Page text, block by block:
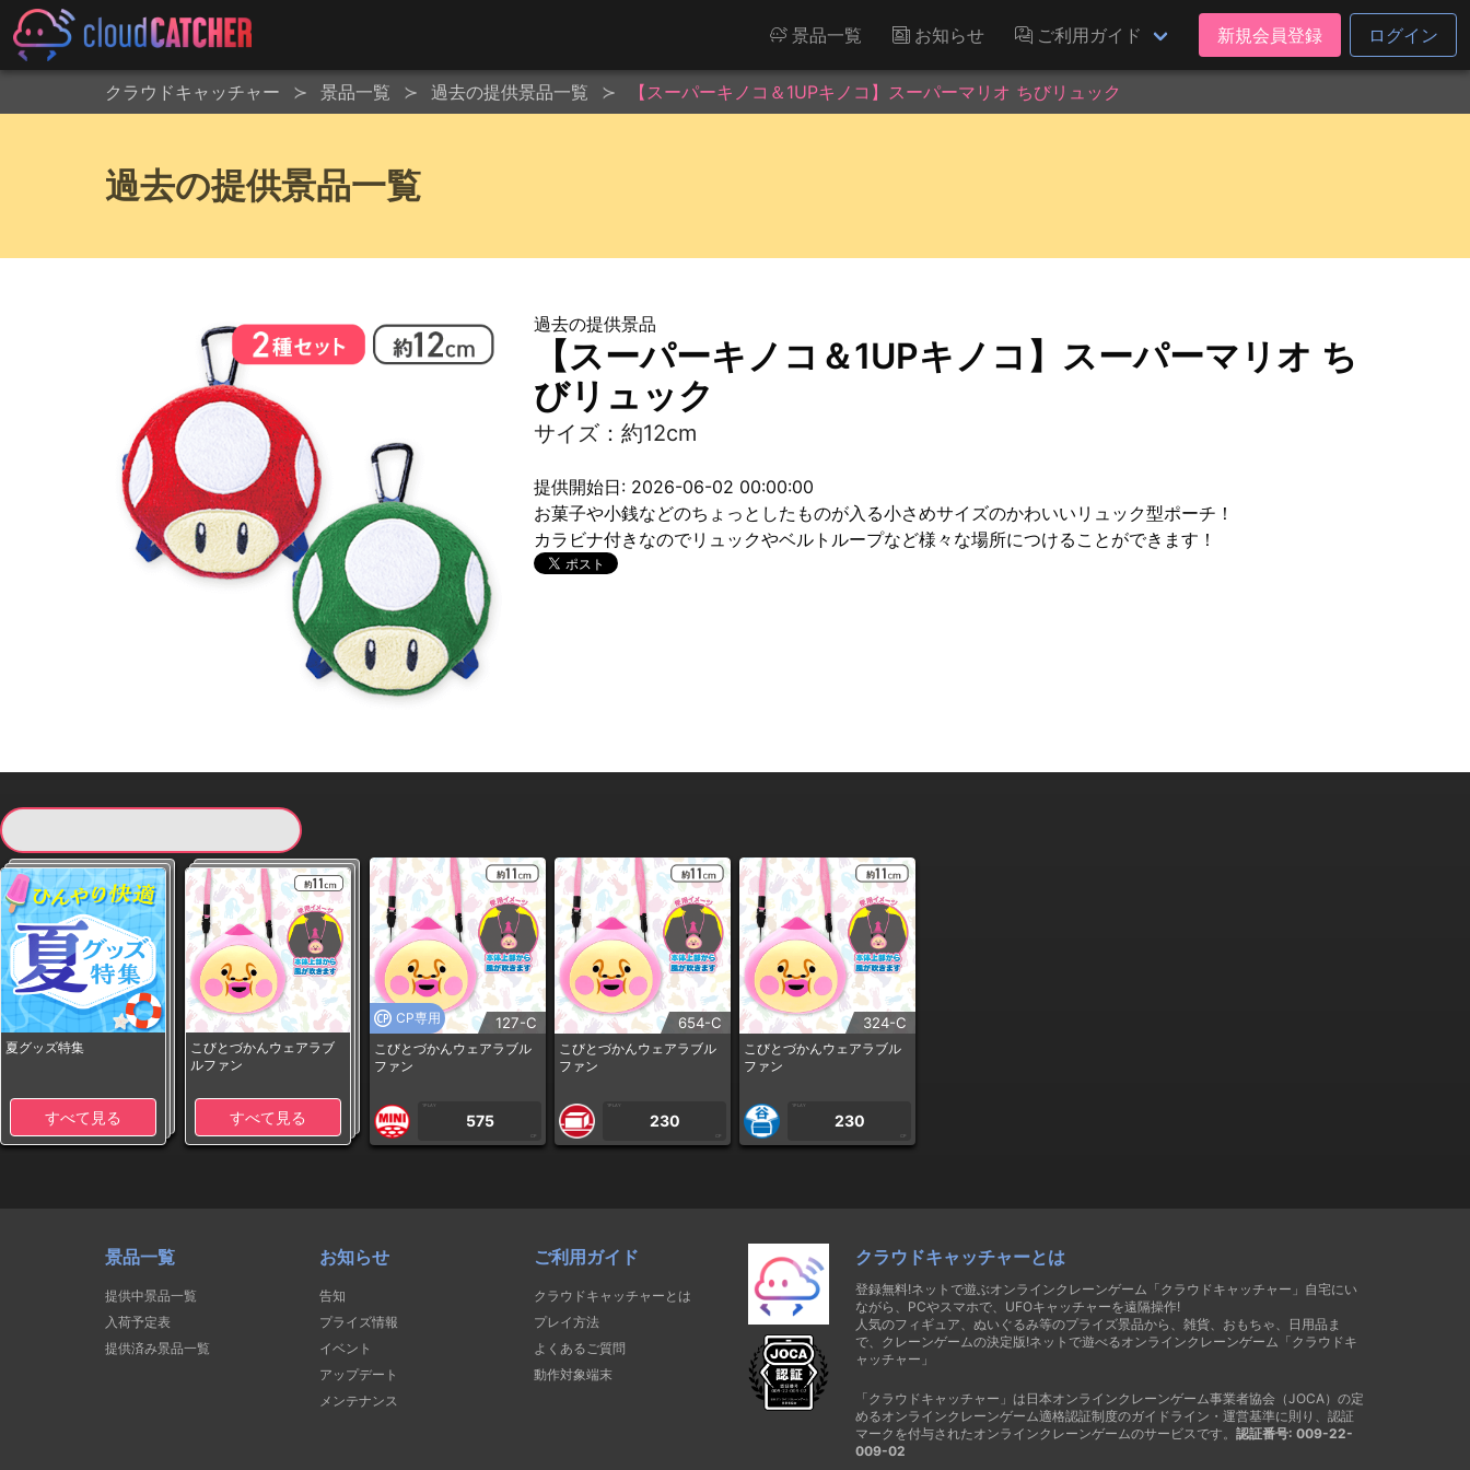
景品一覧 お知らせ ご利用ガイド 新規会員登録 ログイン
クラウドキャッチャー 景品一覧 過去の提供景品一覧 【スーパーキノコ＆1UPキノコ】スーパーマリオ ちびリュック
過去の提供景品一覧
過去の提供景品
【スーパーキノコ＆1UPキノコ】スーパーマリオ ち
びリュック
サイズ：約12cm
提供開始日: 2026-06-02 00:00:00
お菓子や小銭などのちょっとしたものが入る小さめサイズのかわいいリュック型ポーチ！
カラビナ付きなのでリュックやベルトループなど様々な場所につけることができます！
夏グッズ特集
すべて見る
こびとづかんウェアラブ
ルファン
すべて見る
CP専用 127-C
こびとづかんウェアラブル
ファン
1PLAY
575
CP
654-C
こびとづかんウェアラブル
ファン
1PLAY
230
CP
324-C
こびとづかんウェアラブル
ファン
1PLAY
230
CP
景品一覧
提供中景品一覧
入荷予定表
提供済み景品一覧
お知らせ
告知
プライズ情報
イベント
アップデート
メンテナンス
ご利用ガイド
クラウドキャッチャーとは
プレイ方法
よくあるご質問
動作対象端末
クラウドキャッチャーとは
登録無料!ネットで遊ぶオンラインクレーンゲーム「クラウドキャッチャー」自宅にい
ながら、PCやスマホで、UFOキャッチャーを遠隔操作!
人気のフィギュア、ぬいぐるみ等のプライズ景品から、雑貨、おもちゃ、日用品ま
で、クレーンゲームの決定版!ネットで遊べるオンラインクレーンゲーム「クラウドキ
ャッチャー」
「クラウドキャッチャー」は日本オンラインクレーンゲーム事業者協会（JOCA）の定
めるオンラインクレーンゲーム適格認証制度のガイドライン・運営基準に則り、認証
マークを付与されたオンラインクレーンゲームのサービスです。 認証番号: 009-22-
009-02